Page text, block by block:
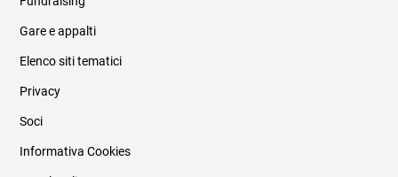
Informazioni legali e trasparenza
Gare e appalti
Elenco siti tematici
Privacy
Soci
Informativa Cookies